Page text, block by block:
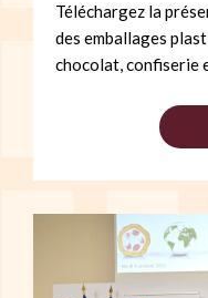
Téléchargez la
des emballages
chocolat, confiserie